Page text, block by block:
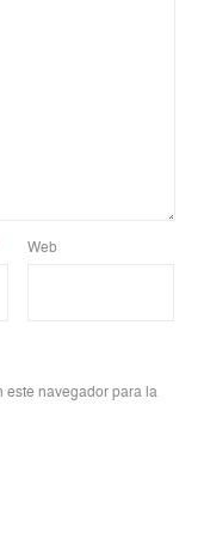
Web
este navegador para la